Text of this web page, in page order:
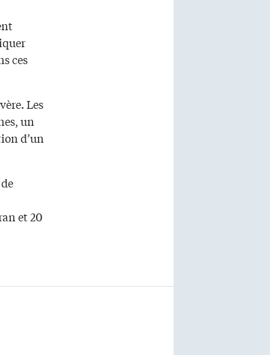
ces
Les
un
d’un
et 20